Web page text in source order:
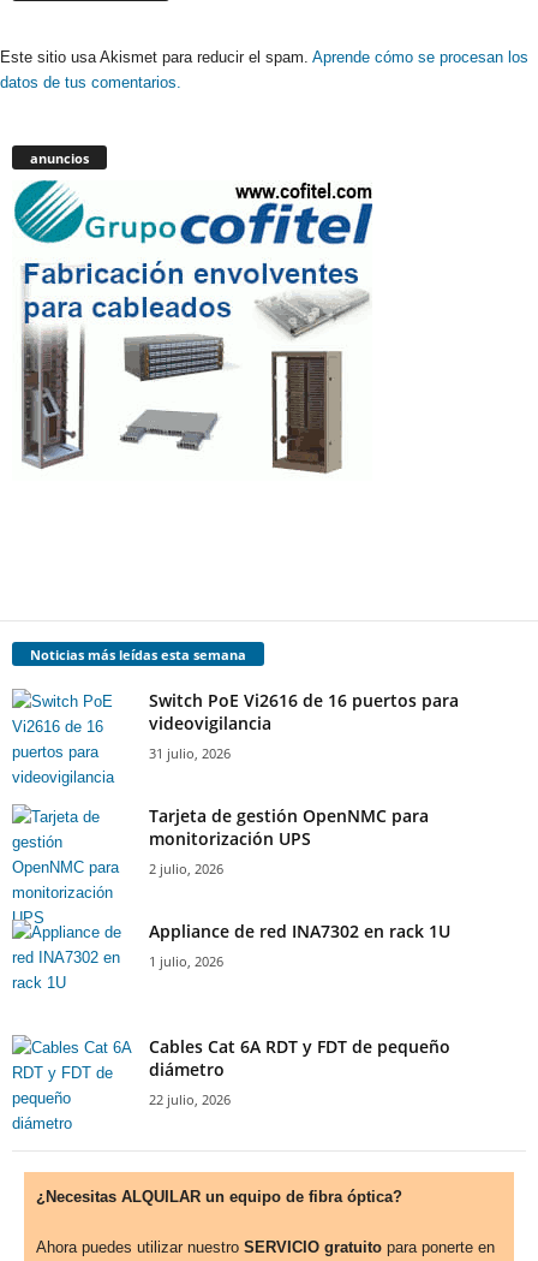
Este sitio usa Akismet para reducir el spam. Aprende cómo se procesan los
datos de tus comentarios.
anuncios
Noticias más leídas esta semana
Switch PoE Vi2616 de 16 puertos para
videovigilancia
31 julio, 2026
Tarjeta de gestión OpenNMC para
monitorización UPS
2 julio, 2026
Appliance de red INA7302 en rack 1U
1 julio, 2026
Cables Cat 6A RDT y FDT de pequeño
diámetro
22 julio, 2026
¿Necesitas ALQUILAR un equipo de fibra óptica?
Ahora puedes utilizar nuestro SERVICIO gratuito para ponerte en